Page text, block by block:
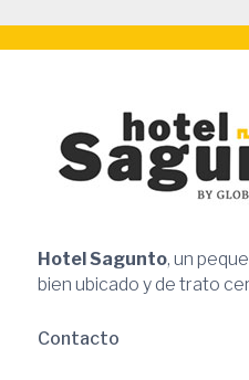
Hotel Sagunto, un
bien ubicado y de trato
Contacto